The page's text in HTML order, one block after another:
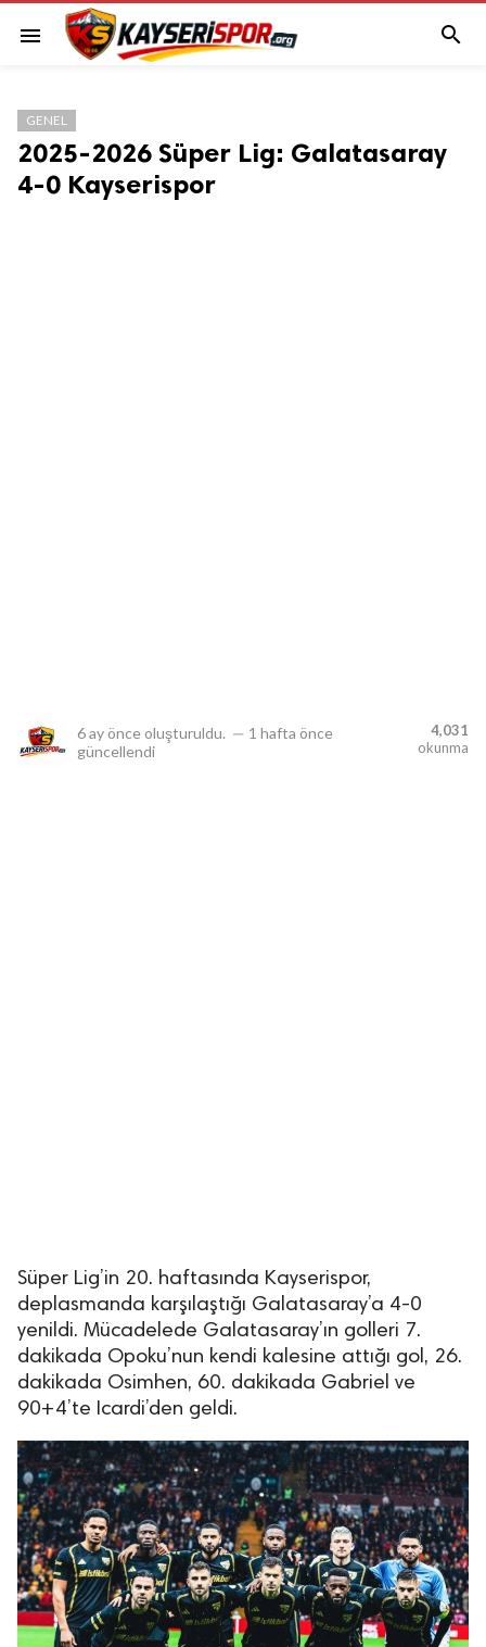
menu 
GENEL
2025-2026 Süper Lig: Galatasaray
4-0 Kayserispor
6 ay önce oluşturuldu. — 1 hafta önce
güncellendi
4,031
okunma
Süper Lig’in 20. haftasında Kayserispor,
deplasmanda karşılaştığı Galatasaray’a 4-0
yenildi. Mücadelede Galatasaray’ın golleri 7.
dakikada Opoku’nun kendi kalesine attığı gol, 26.
dakikada Osimhen, 60. dakikada Gabriel ve
90+4’te Icardi’den geldi.